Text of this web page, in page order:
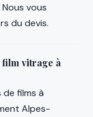
vous
du devis.
vitrage à
de films à
Alpes-